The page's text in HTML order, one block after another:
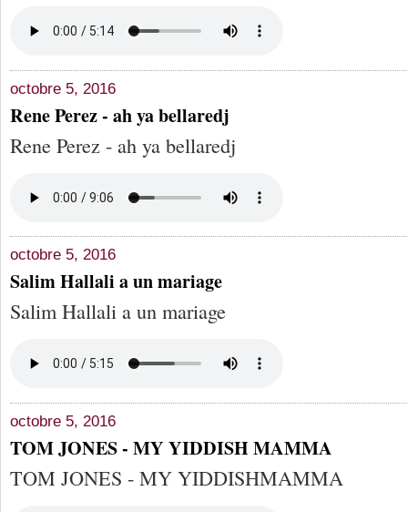
octobre 5, 2016
Rene Perez - ah ya bellaredj
Rene Perez - ah ya bellaredj
octobre 5, 2016
Salim Hallali a un mariage
Salim Hallali a un mariage
octobre 5, 2016
TOM JONES - MY YIDDISH MAMMA
TOM JONES - MY YIDDISHMAMMA